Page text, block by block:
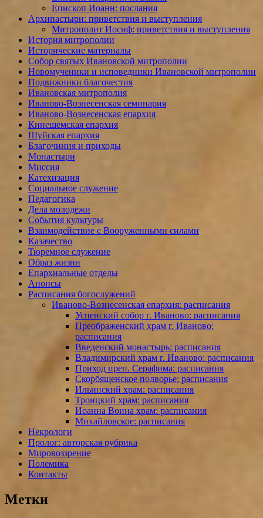
Епископ Иоанн: послания
Архипастыри: приветствия и выступления
Митрополит Иосиф: приветствия и выступления
История митрополии
Исторические материалы
Собор святых Ивановской митрополии
Новомученики и исповедники Ивановской митрополии
Подвижники благочестия
Ивановская митрополия
Иваново-Вознесенская семинария
Иваново-Вознесенская епархия
Кинешемская епархия
Шуйская епархия
Благочиния и приходы
Монастыри
Миссия
Катехизация
Социальное служение
Педагогика
Дела молодежи
События культуры
Взаимодействие с Вооруженными силами
Казачество
Тюремное служение
Образ жизни
Епархиальные отделы
Анонсы
Расписания богослужений
Иваново-Вознесенская епархия: расписания
Успенский собор г. Иваново: расписания
Преображенский храм г. Иваново:
расписания
Введенский монастырь: расписания
Владимирский храм г. Иваново: расписания
Приход преп. Серафима: расписания
Скорбященское подворье: расписания
Ильинский храм: расписания
Троицкий храм: расписания
Иоанна Воина храм: расписания
Михайловское: расписания
Некрологи
Пролог: авторская рубрика
Мировоззрение
Полемика
Контакты
Метки